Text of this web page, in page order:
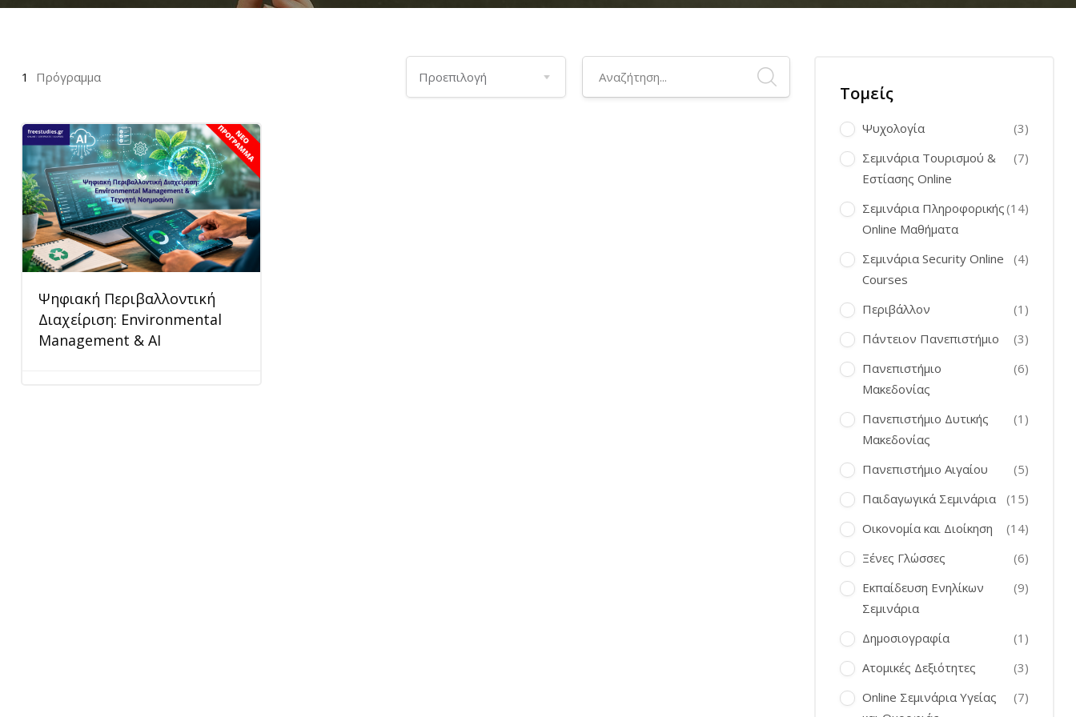
δ
1 Πρόγραμμα
Ψηφιακή Περιβαλλοντική
Διαχείριση: Environmental
Management & AI
Τομείς
Ψυχολογία
(3)
Σεμινάρια Τουρισμού &
Εστίασης Online
(7)
Σεμινάρια Πληροφορικής
Online Μαθήματα
(14)
Σεμινάρια Security Online
Courses
(4)
Περιβάλλον
(1)
Πάντειον Πανεπιστήμιο
(3)
Πανεπιστήμιο
Μακεδονίας
(6)
Πανεπιστήμιο Δυτικής
Μακεδονίας
(1)
Πανεπιστήμιο Αιγαίου
(5)
Παιδαγωγικά Σεμινάρια
(15)
Οικονομία και Διοίκηση
(14)
Ξένες Γλώσσες
(6)
Εκπαίδευση Ενηλίκων
Σεμινάρια
(9)
Δημοσιογραφία
(1)
Ατομικές Δεξιότητες
(3)
Online Σεμινάρια Υγείας
(7)